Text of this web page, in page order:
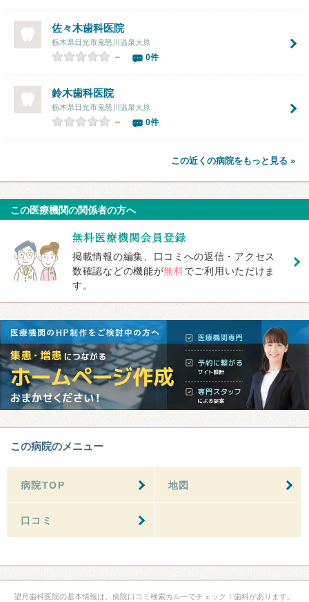
佐々木歯科医院
栃木県日光市鬼怒川温泉大原
－ 0件
鈴木歯科医院
栃木県日光市鬼怒川温泉大原
－ 0件
この近くの病院をもっと見る »
この医療機関の関係者の方へ
掲載情報の編集、口コミへの返信・アクセス
数確認などの機能が無料でご利用いただけま
す。
この病院のメニュー
病院TOP 地図
口コミ
望月歯科医院の基本情報は、病院口コミ検索カルーでチェック！歯科があります。